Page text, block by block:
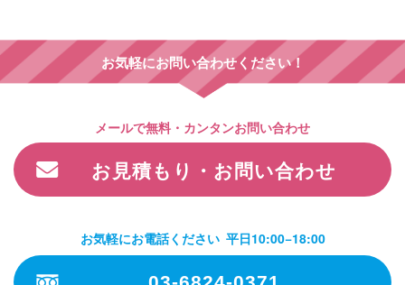
お気軽にお問い合わせください！
メールで無料・カンタンお問い合わせ
お見積もり・お問い合わせ
お気軽にお電話ください 平日10:00−18:00